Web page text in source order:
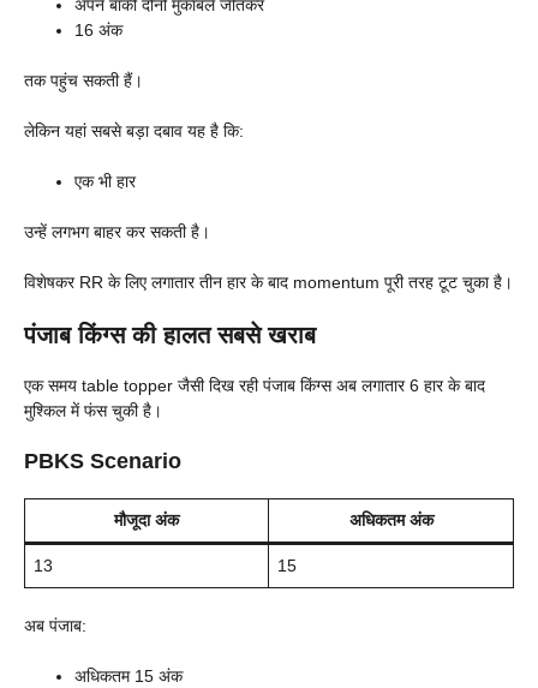
अपने बाकी दोनों मुकाबले जीतकर
16 अंक
तक पहुंच सकती हैं।
लेकिन यहां सबसे बड़ा दबाव यह है कि:
एक भी हार
उन्हें लगभग बाहर कर सकती है।
विशेषकर RR के लिए लगातार तीन हार के बाद momentum पूरी तरह टूट चुका है।
पंजाब किंग्स की हालत सबसे खराब
एक समय table topper जैसी दिख रही पंजाब किंग्स अब लगातार 6 हार के बाद
मुश्किल में फंस चुकी है।
PBKS Scenario
मौजूदा अंक अधिकतम अंक
13 15
अब पंजाब:
अधिकतम 15 अंक